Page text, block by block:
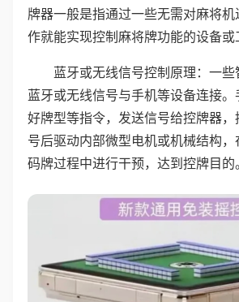
牌器一般是指通过一些无需对麻将
作就能实现控制麻将牌功能的设备或
蓝牙或无线信号控制原理：一
蓝牙或无线信号与手机等设备连接
好牌型等指令，发送信号给控牌器
号后驱动内部微型电机或机械结构，
码牌过程中进行干预，达到控牌目的。